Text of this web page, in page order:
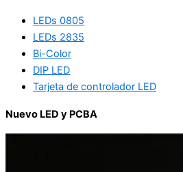
LEDs 0805
LEDs 2835
Bi-Color
DIP LED
Tarjeta de controlador LED
Nuevo LED y PCBA